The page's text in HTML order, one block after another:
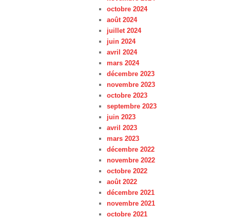
octobre 2024
août 2024
juillet 2024
juin 2024
avril 2024
mars 2024
décembre 2023
novembre 2023
octobre 2023
septembre 2023
juin 2023
avril 2023
mars 2023
décembre 2022
novembre 2022
octobre 2022
août 2022
décembre 2021
novembre 2021
octobre 2021